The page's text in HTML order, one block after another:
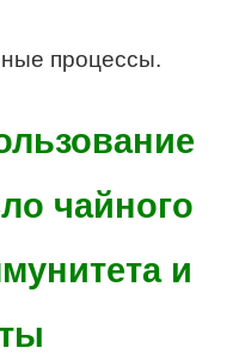
процессы.